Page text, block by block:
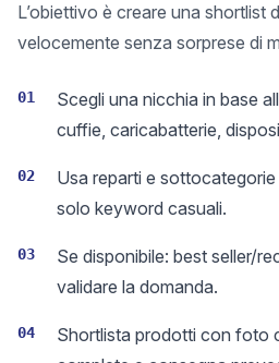
L’obiettivo è creare una shortlist
velocemente senza sorprese di
01
Scegli una nicchia in base
cuffie, caricabatterie,
02
Usa reparti e
solo keyword casuali.
03
Se disponibile: best seller/
validare la domanda.
04
Shortlista prodotti con foto